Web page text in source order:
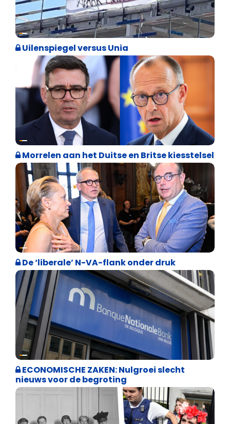
Cultuuroorlog
Uilenspiegel versus Unia
Internationale politiek
Morrelen aan het Duitse en Britse kiesstelsel
Binnenland politiek
De ‘liberale’ N-VA-flank onder druk
Binnenland politiek
ECONOMISCHE ZAKEN: Nulgroei slecht
nieuws voor de begroting